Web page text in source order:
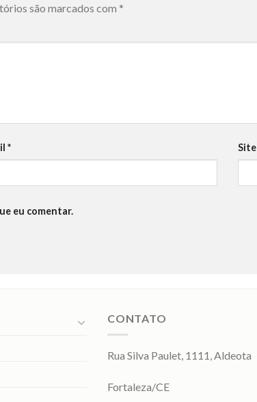
são marcados com *
* Site
eu comentar.
CONTATO
Rua Silva Paulet, 1111, Aldeota
Fortaleza/CE